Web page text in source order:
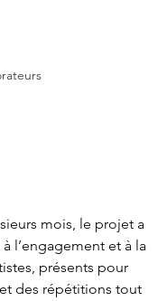
mois, le projet a
l’engagement et à la
présents pour
des répétitions tout